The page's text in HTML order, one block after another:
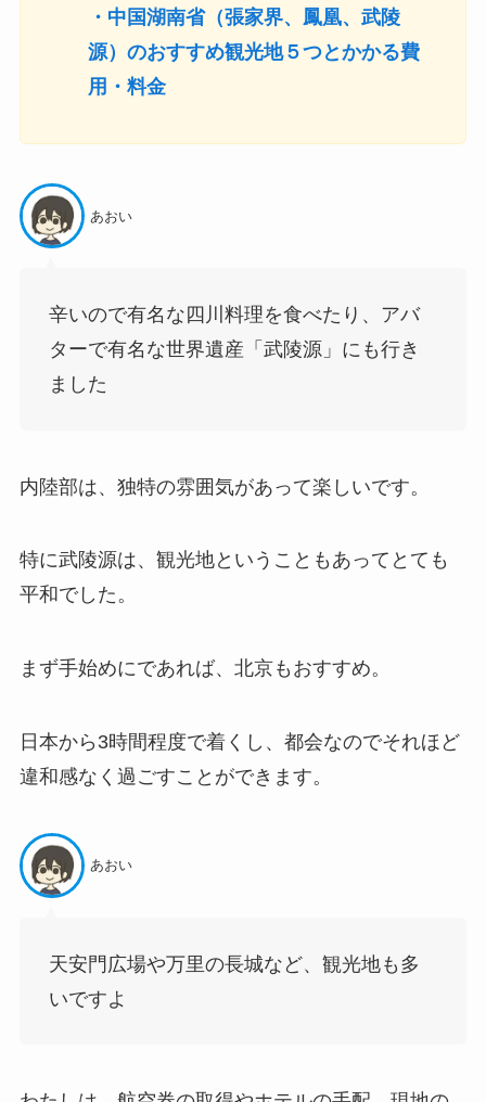
・中国湖南省（張家界、鳳凰、武陵
源）のおすすめ観光地５つとかかる費
用・料金
あおい
辛いので有名な四川料理を食べたり、アバ
ターで有名な世界遺産「武陵源」にも行き
ました
内陸部は、独特の雰囲気があって楽しいです。
特に武陵源は、観光地ということもあってとても
平和でした。
まず手始めにであれば、北京もおすすめ。
日本から3時間程度で着くし、都会なのでそれほど
違和感なく過ごすことができます。
あおい
天安門広場や万里の長城など、観光地も多
いですよ